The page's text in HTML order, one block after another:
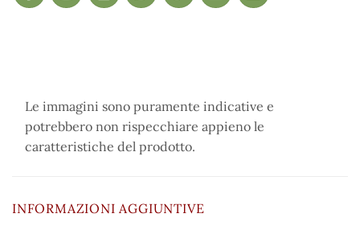
Le immagini sono puramente indicative e
potrebbero non rispecchiare appieno le
caratteristiche del prodotto.
INFORMAZIONI AGGIUNTIVE